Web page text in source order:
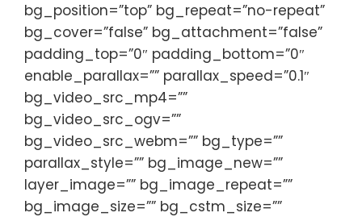
bg_position=”top” bg_repeat=”no-repeat”
bg_cover=”false” bg_attachment=”false”
padding_top=”0″ padding_bottom=”0″
enable_parallax=”” parallax_speed=”0.1″
bg_video_src_mp4=””
bg_video_src_ogv=””
bg_video_src_webm=”” bg_type=””
parallax_style=”” bg_image_new=””
layer_image=”” bg_image_repeat=””
bg_image_size=”” bg_cstm_size=””